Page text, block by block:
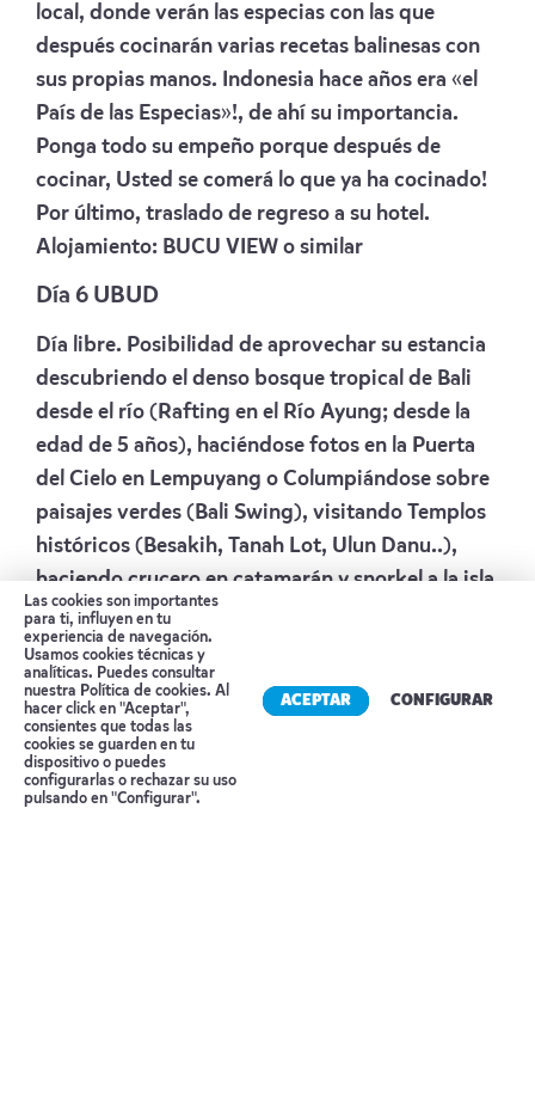
local, donde verán las especias con las que
después cocinarán varias recetas balinesas con
sus propias manos. Indonesia hace años era «el
País de las Especias»!, de ahí su importancia.
Ponga todo su empeño porque después de
cocinar, Usted se comerá lo que ya ha cocinado!
Por último, traslado de regreso a su hotel.
Alojamiento: BUCU VIEW o similar
Día 6 UBUD
Día libre. Posibilidad de aprovechar su estancia
descubriendo el denso bosque tropical de Bali
desde el río (Rafting en el Río Ayung; desde la
edad de 5 años), haciéndose fotos en la Puerta
del Cielo en Lempuyang o Columpiándose sobre
paisajes verdes (Bali Swing), visitando Templos
históricos (Besakih, Tanah Lot, Ulun Danu..),
haciendo crucero en catamarán y snorkel a la isla
paradisíaca de Lembongan, relajándose con un
Masaje Balinés, o descubriendo los animales de
Indonesia en el Zoo de Bali!
Alojamiento:BUCU VIEWo similar
Día 7 UBUD – GILI AIR
Por la mañana recogida en su hotel en privado
Reserva tu cita
Las cookies son importantes
para ti, influyen en tu
experiencia de navegación.
Usamos cookies técnicas y
analíticas. Puedes consultar
nuestra Política de cookies. Al
hacer click en "Aceptar",
consientes que todas las
cookies se guarden en tu
dispositivo o puedes
configurarlas o rechazar su uso
pulsando en "Configurar".
ACEPTAR CONFIGURAR